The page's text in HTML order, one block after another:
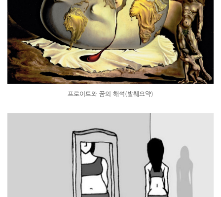
프로이트와 꿈의 해석(발췌요약)